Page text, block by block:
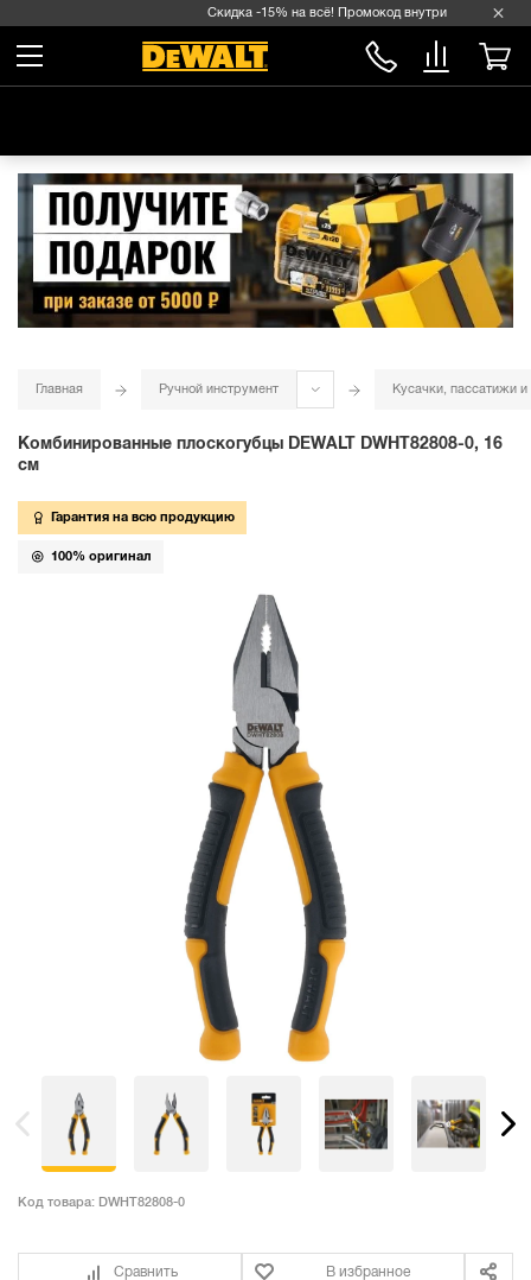
Скидка -15% на всё! Промокод внутри →
Главная Ручной инструмент Кусачки, пассатижи и
Комбинированные плоскогубцы DEWALT DWHT82808-0, 16
см
Гарантия на всю продукцию
100% оригинал
Код товара: DWHT82808-0
Сравнить В избранное